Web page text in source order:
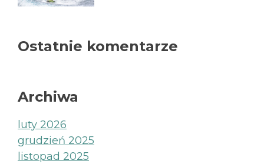
Ostatnie komentarze
Archiwa
luty 2026
grudzień 2025
listopad 2025